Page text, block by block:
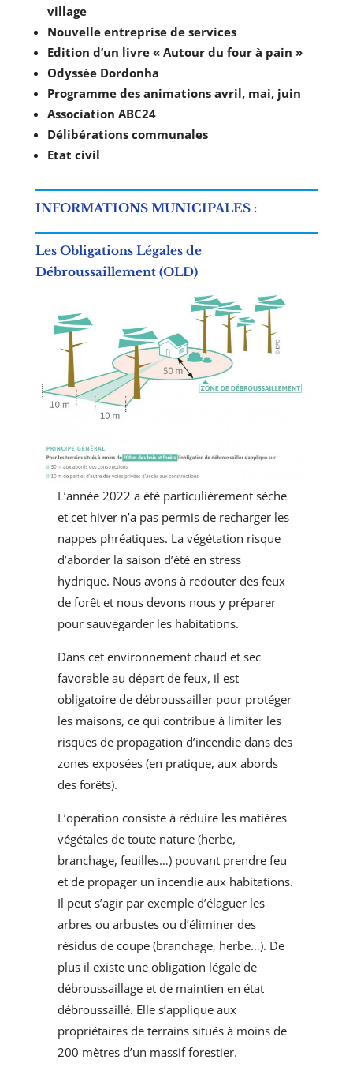
village
Nouvelle entreprise de services
Edition d’un livre « Autour du four à pain »
Odyssée Dordonha
Programme des animations avril, mai, juin
Association ABC24
Délibérations communales
Etat civil
INFORMATIONS MUNICIPALES :
Les Obligations Légales de
Débroussaillement (OLD)
L’année 2022 a été particulièrement sèche
et cet hiver n’a pas permis de recharger les
nappes phréatiques. La végétation risque
d’aborder la saison d’été en stress
hydrique. Nous avons à redouter des feux
de forêt et nous devons nous y préparer
pour sauvegarder les habitations.
Dans cet environnement chaud et sec
favorable au départ de feux, il est
obligatoire de débroussailler pour protéger
les maisons, ce qui contribue à limiter les
risques de propagation d’incendie dans des
zones exposées (en pratique, aux abords
des forêts).
L’opération consiste à réduire les matières
végétales de toute nature (herbe,
branchage, feuilles…) pouvant prendre feu
et de propager un incendie aux habitations.
Il peut s’agir par exemple d’élaguer les
arbres ou arbustes ou d’éliminer des
résidus de coupe (branchage, herbe…). De
plus il existe une obligation légale de
débroussaillage et de maintien en état
débroussaillé. Elle s’applique aux
propriétaires de terrains situés à moins de
200 mètres d’un massif forestier.